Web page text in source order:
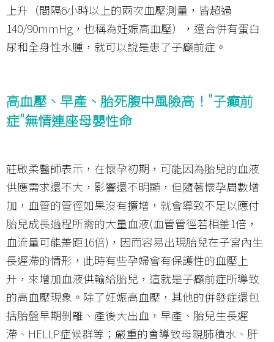
上升（間隔6小時以上的兩次血壓測量，皆超過
140/90mmHg，也稱為妊娠高血壓），還合併有蛋白
尿和全身性水腫，就可以說是患了子癲前症。
高血壓、早產、胎死腹中風險高！"子癲前
症"無情連座母嬰性命
莊啟柔醫師表示，在懷孕初期，可能因為胎兒的血液
供應需求還不大，影響還不明顯，但隨著懷孕周數增
加，血管的管徑如果沒有擴增，就會導致不足以應付
胎兒成長過程所需的大量血液(血管管徑若相差1倍，
血流量可能差距16倍)，因而容易出現胎兒在子宮內生
長遲滯的情形，此時有些孕婦會有保護性的血壓上
升，來增加血液供輸給胎兒，這就是子癲前症所導致
的高血壓現象。除了妊娠高血壓，其他的併發症還包
括胎盤早期剝離、產後大出血，早產、胎兒生長遲
滯、HELLP症候群等；嚴重的會導致母親肺積水、肝